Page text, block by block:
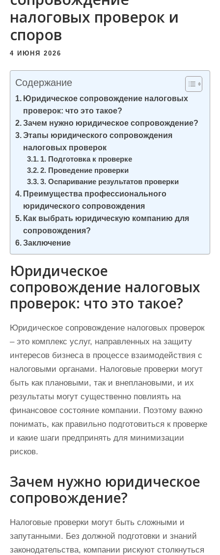
налоговых проверок и
споров
4 ИЮНЯ 2026
Содержание
Юридическое сопровождение налоговых
проверок: что это такое?
Зачем нужно юридическое сопровождение?
Этапы юридического сопровождения
налоговых проверок
1. Подготовка к проверке
2. Проведение проверки
3. Оспаривание результатов проверки
Преимущества профессионального
юридического сопровождения
Как выбрать юридическую компанию для
сопровождения?
Заключение
Юридическое
сопровождение налоговых
проверок: что это такое?
Юридическое сопровождение налоговых проверок
– это комплекс услуг, направленных на защиту
интересов бизнеса в процессе взаимодействия с
налоговыми органами. Налоговые проверки могут
быть как плановыми, так и внеплановыми, и их
результаты могут существенно повлиять на
финансовое состояние компании. Поэтому важно
понимать, как правильно подготовиться к проверке
и какие шаги предпринять для минимизации
рисков.
Зачем нужно юридическое
сопровождение?
Налоговые проверки могут быть сложными и
запутанными. Без должной подготовки и знаний
законодательства, компании рискуют столкнуться